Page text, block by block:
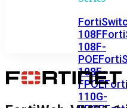
108F
108F-
POE
108F-
FPOE
110G-